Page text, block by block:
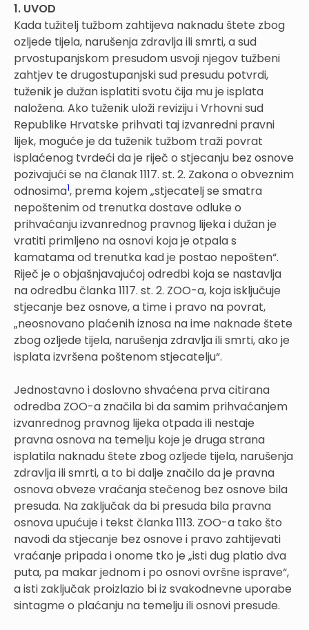
1. UVOD
Kada tužitelj tužbom zahtijeva naknadu štete zbog
ozljede tijela, narušenja zdravlja ili smrti, a sud
prvostupanjskom presudom usvoji njegov tužbeni
zahtjev te drugostupanjski sud presudu potvrdi,
tuženik je dužan isplatiti svotu čija mu je isplata
naložena. Ako tuženik uloži reviziju i Vrhovni sud
Republike Hrvatske prihvati taj izvanredni pravni
lijek, moguće je da tuženik tužbom traži povrat
isplaćenog tvrdeći da je riječ o stjecanju bez osnove
pozivajući se na članak 1117. st. 2. Zakona o obveznim
odnosima1, prema kojem „stjecatelj se smatra
nepoštenim od trenutka dostave odluke o
prihvaćanju izvanrednog pravnog lijeka i dužan je
vratiti primljeno na osnovi koja je otpala s
kamatama od trenutka kad je postao nepošten“.
Riječ je o objašnjavajućoj odredbi koja se nastavlja
na odredbu članka 1117. st. 2. ZOO-a, koja isključuje
stjecanje bez osnove, a time i pravo na povrat,
„neosnovano plaćenih iznosa na ime naknade štete
zbog ozljede tijela, narušenja zdravlja ili smrti, ako je
isplata izvršena poštenom stjecatelju“.
Jednostavno i doslovno shvaćena prva citirana
odredba ZOO-a značila bi da samim prihvaćanjem
izvanrednog pravnog lijeka otpada ili nestaje
pravna osnova na temelju koje je druga strana
isplatila naknadu štete zbog ozljede tijela, narušenja
zdravlja ili smrti, a to bi dalje značilo da je pravna
osnova obveze vraćanja stečenog bez osnove bila
presuda. Na zaključak da bi presuda bila pravna
osnova upućuje i tekst članka 1113. ZOO-a tako što
navodi da stjecanje bez osnove i pravo zahtijevati
vraćanje pripada i onome tko je „isti dug platio dva
puta, pa makar jednom i po osnovi ovršne isprave“,
a isti zaključak proizlazio bi iz svakodnevne uporabe
sintagme o plaćanju na temelju ili osnovi presude.